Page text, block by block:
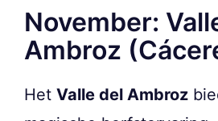
November:
Ambroz
Het Valle del Ambroz